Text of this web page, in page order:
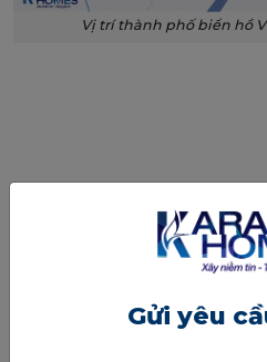
Vị trí thành phố biển hồ
Gửi yêu